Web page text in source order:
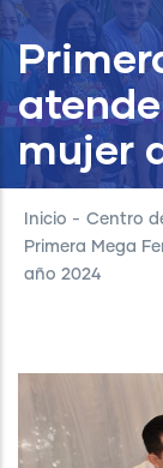
mujer
Inicio - Centro
Primera Mega
año 2024